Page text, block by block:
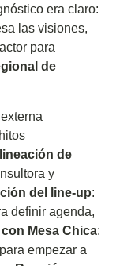
era claro:
las visiones,
para
de
de
y
del line-up:
definir agenda,
Mesa Chica:
empezar a